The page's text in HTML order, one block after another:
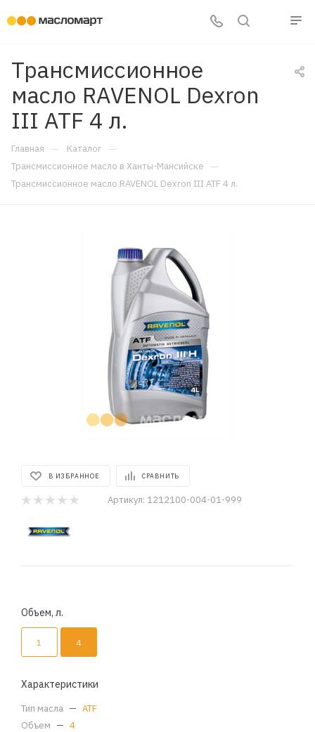
Трансмиссионное
масло RAVENOL Dexron
III ATF 4 л.
Главная — Каталог —
Трансмиссионное масло в Ханты-Мансийске —
Трансмиссионное масло RAVENOL Dexron III ATF 4 л.
В ИЗБРАННОЕ СРАВНИТЬ
Артикул: 1212100-004-01-999
Объем, л.
1 4
Характеристики
Тип масла — ATF
Объем — 4